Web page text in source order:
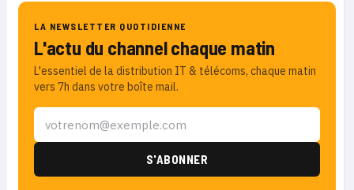
LA NEWSLETTER QUOTIDIENNE
L'actu du channel chaque matin
L'essentiel de la distribution IT & télécoms, chaque matin
vers 7h dans votre boîte mail.